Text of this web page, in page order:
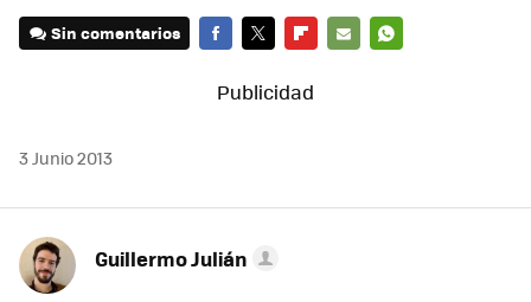
Sin comentarios
3 Junio 2013
Guillermo Julián